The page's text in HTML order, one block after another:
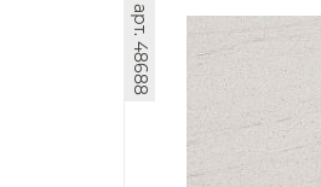
арт. 48688